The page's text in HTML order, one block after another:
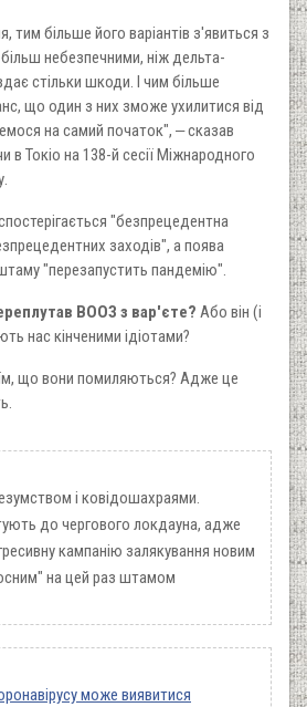
більше його варіантів з'явиться з
небезпечними, ніж дельта-
стільки шкоди. І чим більше
що один з них зможе ухилитися від
на самий початок", ‒ сказав
в Токіо на 138-й сесії Міжнародного
"безпрецедентна
заходів", а поява
"перезапустить пандемію".
ВООЗ з вар'єте? Або він (і
нас кінченими ідіотами?
що вони помиляються? Адже це
і ковідошахраями.
до чергового локдауна, адже
кампанію залякування новим
на цей раз штамом
може виявитися